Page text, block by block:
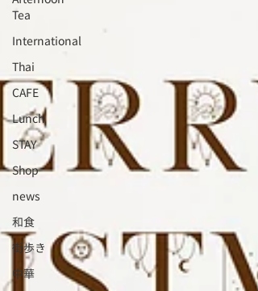
Tea
International
Thai
CAFE
Lunch
STAY
Shop
news
和食
街歩き
中華